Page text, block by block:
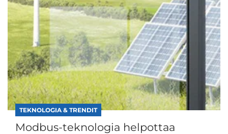
TEKNOLOGIA & TRENDIT
Modbus-teknologia helpottaa